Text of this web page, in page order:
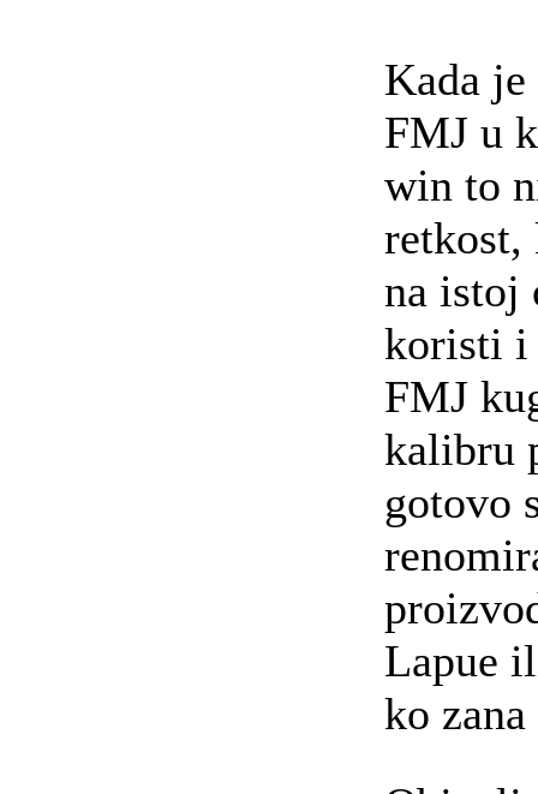
Kada
FMJ u
win to
retkost,
na istoj
koristi i
FMJ
kalibru
gotovo
Lapue
ko